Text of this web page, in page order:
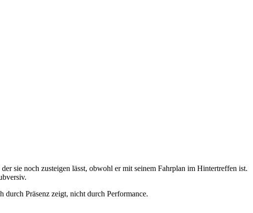
sie noch zusteigen lässt, obwohl er mit seinem Fahrplan im Hintertreffen ist.
Präsenz zeigt, nicht durch Performance.